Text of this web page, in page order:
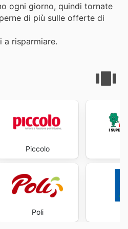
ogni giorno, quindi tornate
di più sulle offerte di
a risparmiare.
Piccolo
Poli